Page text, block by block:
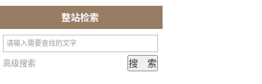
整站检索
高级搜索